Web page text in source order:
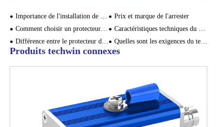
Importance de l'installation de dispositifs de protection contre la foudre
Prix et marque de l'arrester
Comment choisir un protecteur de surtension approprié?
Caractéristiques techniques du SPD
Différence entre le protecteur de surtension et le protecteur de fuite
Quelles sont les exigences du testeur de résistance au sol pour la résistance au sol?
Produits techwin connexes